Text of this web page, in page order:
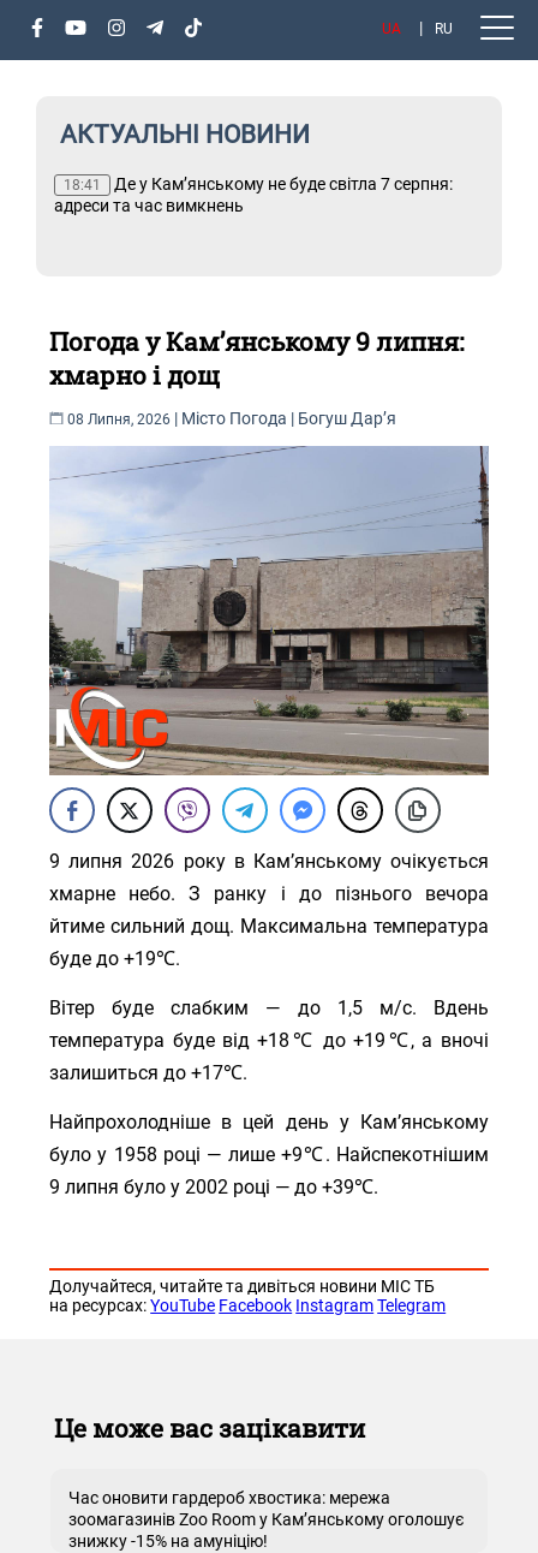
UA RU
АКТУАЛЬНІ НОВИНИ
18:41
Де у Кам’янському не буде світла 7 серпня:
адреси та час вимкнень
Погода у Кам’янському 9 липня:
хмарно і дощ
08 Липня, 2026 | Місто Погода | Богуш Дарʼя
9 липня 2026 року в Кам’янському очікується
хмарне небо. З ранку і до пізнього вечора
йтиме сильний дощ. Максимальна температура
буде до +19℃.
Вітер буде слабким — до 1,5 м/с. Вдень
температура буде від +18℃ до +19℃, а вночі
залишиться до +17℃.
Найпрохолодніше в цей день у Кам’янському
було у 1958 році — лише +9℃. Найспекотнішим
9 липня було у 2002 році — до +39℃.
Долучайтеся, читайте та дивіться новини МІС ТБ
на ресурсах:YouTube Facebook Instagram Telegram
Це може вас зацікавити
Час оновити гардероб хвостика: мережа
зоомагазинів Zoo Room у Кам’янському оголошує
знижку -15% на амуніцію!